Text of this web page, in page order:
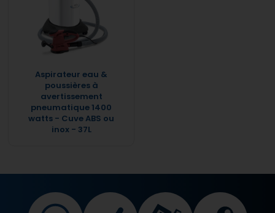
Aspirateur eau &
poussières à
avertissement
pneumatique 1400
watts - Cuve ABS ou
inox - 37L